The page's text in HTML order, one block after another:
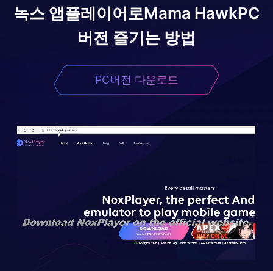
녹스 앱플레이어로Mama HawkPC
버전 즐기는 방법
PC버전 다운로드